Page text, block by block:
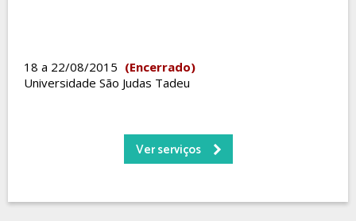
18 a 22/08/2015 (Encerrado)
Universidade São Judas Tadeu
Ver serviços